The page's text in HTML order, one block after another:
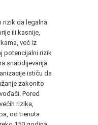
rizik da legalna
ili kasnije,
već iz
potencijalni rizik
snabdijevanja
ističu da
zakonito
Pored
rizika,
od trenuta